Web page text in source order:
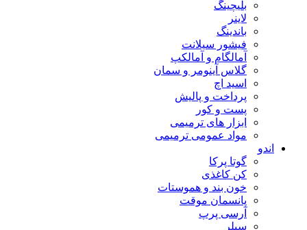
بلیچینگ
لاینر
باندینگ
فیشور سیلانت
آمالگام و آمالکپ
گلاس آینومر و سمان
اسید اچ
پرداخت و پالیش
پست و کور
ابزار های ترمیمی
مواد عمومی ترمیمی
اندو
گوتا پرکا
کن کاغذی
خون بند و هموستات
پانسمان موقت
آرسی پرپ
سیلر